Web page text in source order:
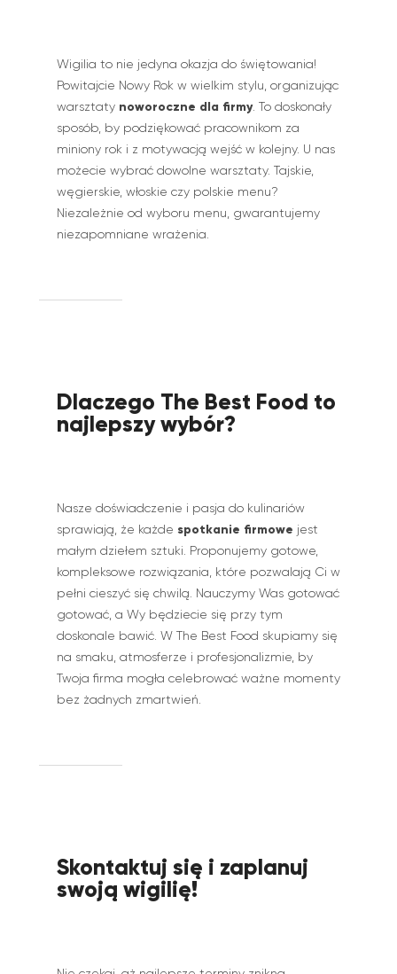
Wigilia to nie jedyna okazja do świętowania!
Powitajcie Nowy Rok w wielkim stylu, organizując
warsztaty noworoczne dla firmy. To doskonały
sposób, by podziękować pracownikom za
miniony rok i z motywacją wejść w kolejny. U nas
możecie wybrać dowolne warsztaty. Tajskie,
węgierskie, włoskie czy polskie menu?
Niezależnie od wyboru menu, gwarantujemy
niezapomniane wrażenia.
Dlaczego The Best Food to
najlepszy wybór?
Nasze doświadczenie i pasja do kulinariów
sprawiają, że każde spotkanie firmowe jest
małym dziełem sztuki. Proponujemy gotowe,
kompleksowe rozwiązania, które pozwalają Ci w
pełni cieszyć się chwilą. Nauczymy Was gotować
gotować, a Wy będziecie się przy tym
doskonale bawić. W The Best Food skupiamy się
na smaku, atmosferze i profesjonalizmie, by
Twoja firma mogła celebrować ważne momenty
bez żadnych zmartwień.
Skontaktuj się i zaplanuj
swoją wigilię!